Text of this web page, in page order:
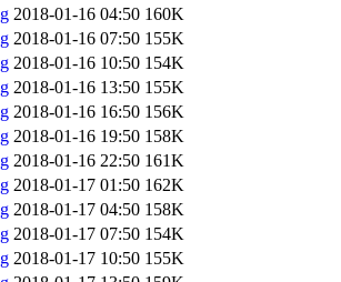
2018-01-16 04:50 160K
2018-01-16 07:50 155K
2018-01-16 10:50 154K
2018-01-16 13:50 155K
2018-01-16 16:50 156K
2018-01-16 19:50 158K
2018-01-16 22:50 161K
2018-01-17 01:50 162K
2018-01-17 04:50 158K
2018-01-17 07:50 154K
2018-01-17 10:50 155K